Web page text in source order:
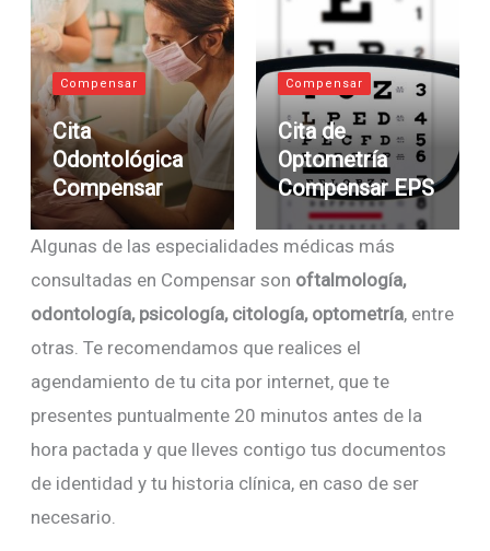
Compensar
Cita
Odontológica
Compensar
Compensar
Cita de
Optometría
Compensar EPS
Algunas de las especialidades médicas más
consultadas en Compensar son oftalmología,
odontología, psicología, citología, optometría, entre
otras. Te recomendamos que realices el
agendamiento de tu cita por internet, que te
presentes puntualmente 20 minutos antes de la
hora pactada y que lleves contigo tus documentos
de identidad y tu historia clínica, en caso de ser
necesario.